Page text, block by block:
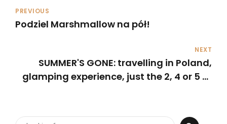
PREVIOUS
Podziel Marshmallow na pół!
NEXT
SUMMER'S GONE: travelling in Poland,
glamping experience, just the 2, 4 or 5 of